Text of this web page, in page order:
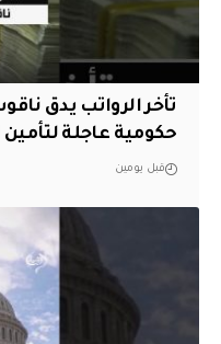
تأخر الرواتب يدق
حكومية عاجلة لتأمين
قبل يومين